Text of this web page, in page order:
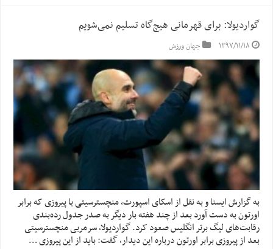
گواردیولا: برای قهرمانی هیچ‌گاه تسلیم نمی‌شویم
۱۳۹۷/۱۱/۱۸ جهان ورزش
به‌ گزارش ‌ایسنا ‌و ‌به نقل از اسکای اسپورت، منچسترسیتی با پیروزی که برابر
اورتون به دست آورد بعد از چند هفته بار دیگر به صدر جدول رده‌بندی
رقابت‌های لیگ برتر انگلیس صعود کرد. گواردیولا، سرمربی منچسترسیتی
بعد از پیروزی برابر اورتون درباره این دیدار، گفت‌: باید از این پیروزی …